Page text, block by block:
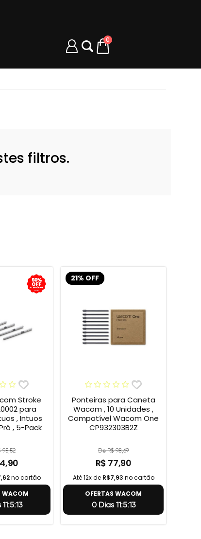
0
filtros.
Stroke
para
, Intuos
, 5-Pack
95,52
no cartão
WACOM
21% OFF
Ponteiras para Caneta
Wacom , 10 Unidades ,
Compatível Wacom One
CP932303B2Z
De R$ 98,69
R$ 77,90
Até 12x de R$7,93 no cartão
OFERTAS WACOM
0 Dias 11:5:12